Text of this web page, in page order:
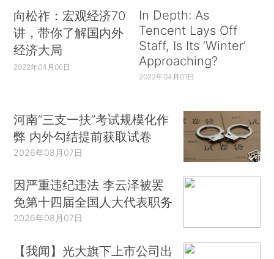
向松祚：宏观经济70
讲，带你了解国内外
经济大局
2022年04月06日
In Depth: As
Tencent Lays Off
Staff, Is Its ‘Winter’
Approaching?
2022年04月01日
河南“三支一扶”考试规模化作
弊 内外勾结提前获取试卷
2026年08月07日
因严重违纪违法 李云泽被罢
免第十四届全国人大代表职务
2026年08月07日
【我闻】光大旗下上市公司出